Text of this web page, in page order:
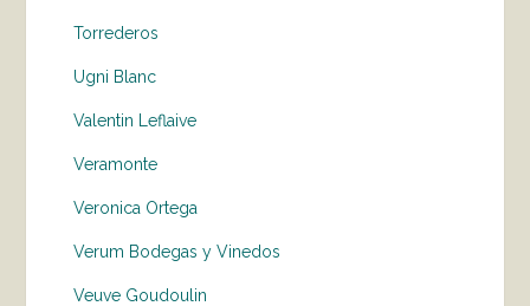
Torrederos
Ugni Blanc
Valentin Leflaive
Veramonte
Veronica Ortega
Verum Bodegas y Vinedos
Veuve Goudoulin